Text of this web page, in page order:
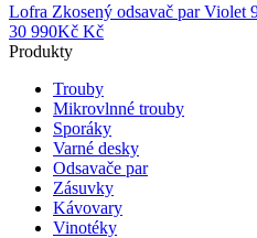
Lofra Zkosený odsavač par Violet
30 990Kč Kč
Produkty
Trouby
Mikrovlnné trouby
Sporáky
Varné desky
Odsavače par
Zásuvky
Kávovary
Vinotéky